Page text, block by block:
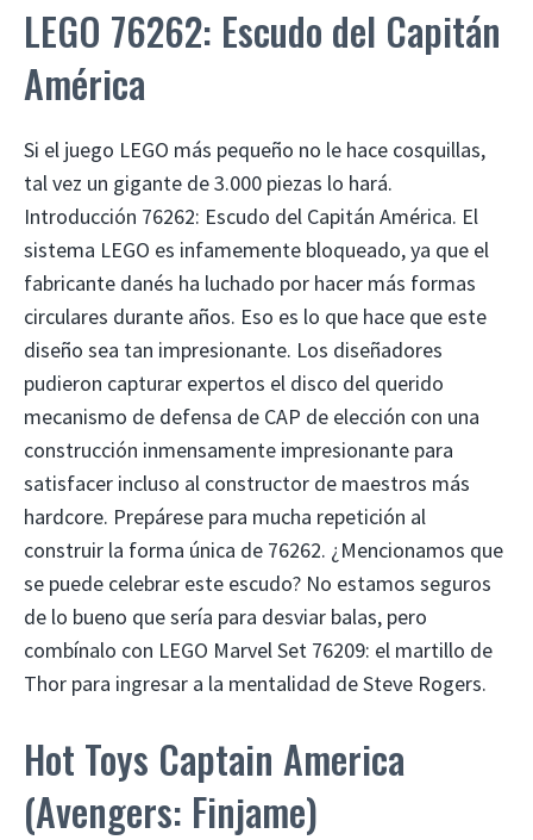
LEGO 76262: Escudo del Capitán
América
Si el juego LEGO más pequeño no le hace cosquillas,
tal vez un gigante de 3.000 piezas lo hará.
Introducción 76262: Escudo del Capitán América. El
sistema LEGO es infamemente bloqueado, ya que el
fabricante danés ha luchado por hacer más formas
circulares durante años. Eso es lo que hace que este
diseño sea tan impresionante. Los diseñadores
pudieron capturar expertos el disco del querido
mecanismo de defensa de CAP de elección con una
construcción inmensamente impresionante para
satisfacer incluso al constructor de maestros más
hardcore. Prepárese para mucha repetición al
construir la forma única de 76262. ¿Mencionamos que
se puede celebrar este escudo? No estamos seguros
de lo bueno que sería para desviar balas, pero
combínalo con LEGO Marvel Set 76209: el martillo de
Thor para ingresar a la mentalidad de Steve Rogers.
Hot Toys Captain America
(Avengers: Finjame)